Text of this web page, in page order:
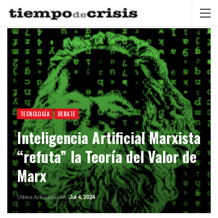
TECNOLOGÍA DEBATE
Inteligencia Artificial Marxista
“refuta” la Teoría del Valor de
Marx
Última ActualizaciónJul 4, 2024